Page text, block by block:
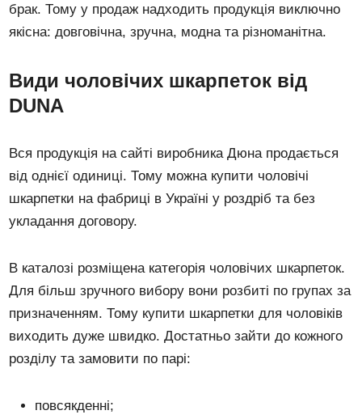
брак. Тому у продаж надходить продукція виключно
якісна: довговічна, зручна, модна та різноманітна.
Види чоловічих шкарпеток від
DUNA
Вся продукція на сайті виробника Дюна продається
від однієї одиниці. Тому можна купити чоловічі
шкарпетки на фабриці в Україні у роздріб та без
укладання договору.
В каталозі розміщена категорія чоловічих шкарпеток.
Для більш зручного вибору вони розбиті по групах за
призначенням. Тому купити шкарпетки для чоловіків
виходить дуже швидко. Достатньо зайти до кожного
розділу та замовити по парі:
повсякденні;